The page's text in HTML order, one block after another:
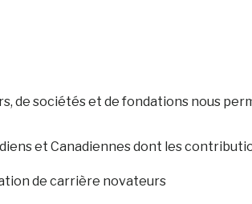
de sociétés et de fondations nous
et Canadiennes dont les
de carrière novateurs